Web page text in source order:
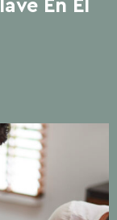
En El